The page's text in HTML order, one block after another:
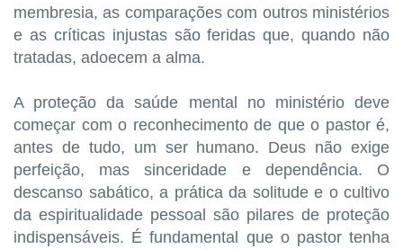
membresia, as comparações com outros ministérios
e as críticas injustas são feridas que, quando não
tratadas, adoecem a alma.
A proteção da saúde mental no ministério deve
começar com o reconhecimento de que o pastor é,
antes de tudo, um ser humano. Deus não exige
perfeição, mas sinceridade e dependência. O
descanso sabático, a prática da solitude e o cultivo
da espiritualidade pessoal são pilares de proteção
indispensáveis. É fundamental que o pastor tenha